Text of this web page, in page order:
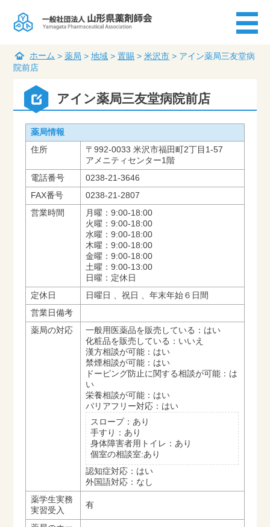
ホーム >薬局 >地域 >置賜 >米沢市 > アイン薬局三友堂病
院前店
アイン薬局三友堂病院前店
薬局情報
住所
〒992-0033 米沢市福田町2丁目1-57
アメニティセンター1階
電話番号
0238-21-3646
FAX番号
0238-21-2807
営業時間
月曜：9:00-18:00
火曜：9:00-18:00
水曜：9:00-18:00
木曜：9:00-18:00
金曜：9:00-18:00
土曜：9:00-13:00
日曜：定休日
定休日
日曜日 、祝日 、年末年始６日間
営業日備考
薬局の対応
一般用医薬品を販売している：はい
化粧品を販売している：いいえ
漢方相談が可能：はい
禁煙相談が可能：はい
ドーピング防止に関する相談が可能：は
い
栄養相談が可能：はい
バリアフリー対応：はい
スロープ：あり
手すり：あり
身体障害者用トイレ：あり
個室の相談室:あり
認知症対応：はい
外国語対応：なし
薬学生実務
実習受入
有